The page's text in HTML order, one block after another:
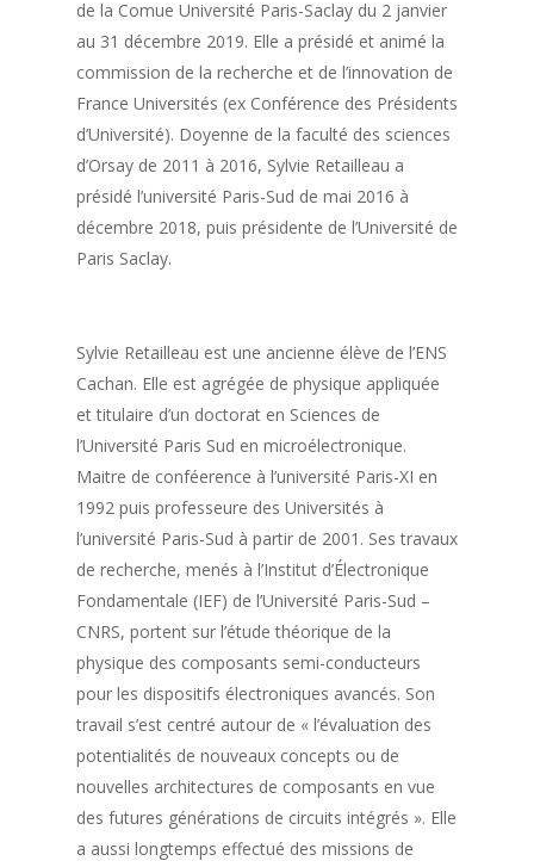
de la Comue Université Paris-Saclay du 2 janvier
au 31 décembre 2019. Elle a présidé et animé la
commission de la recherche et de l’innovation de
France Universités (ex Conférence des Présidents
d’Université). Doyenne de la faculté des sciences
d’Orsay de 2011 à 2016, Sylvie Retailleau a
présidé l’université Paris-Sud de mai 2016 à
décembre 2018, puis présidente de l’Université de
Paris Saclay.
Sylvie Retailleau est une ancienne élève de l’ENS
Cachan. Elle est agrégée de physique appliquée
et titulaire d’un doctorat en Sciences de
l’Université Paris Sud en microélectronique.
Maitre de conféerence à l’université Paris-XI en
1992 puis professeure des Universités à
l’université Paris-Sud à partir de 2001. Ses travaux
de recherche, menés à l’Institut d’Électronique
Fondamentale (IEF) de l’Université Paris-Sud –
CNRS, portent sur l’étude théorique de la
physique des composants semi-conducteurs
pour les dispositifs électroniques avancés. Son
travail s’est centré autour de « l’évaluation des
potentialités de nouveaux concepts ou de
nouvelles architectures de composants en vue
des futures générations de circuits intégrés ». Elle
a aussi longtemps effectué des missions de